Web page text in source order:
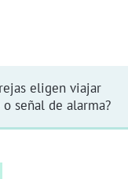
eligen viajar
señal de alarma?